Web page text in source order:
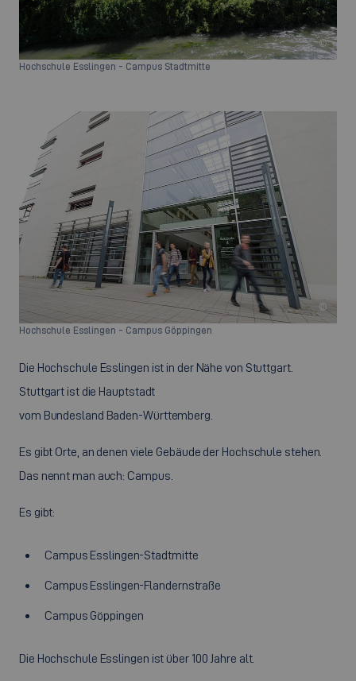
Hochschule Esslingen - Campus Stadtmitte
©
Hochschule Esslingen - Campus Göppingen
©
Die Hochschule Esslingen ist in der Nähe von Stuttgart.
Stuttgart ist die Hauptstadt
vom Bundesland Baden-Württemberg.
Es gibt Orte, an denen viele Gebäude der Hochschule stehen.
Das nennt man auch: Campus.
Es gibt:
Campus Esslingen-Stadtmitte
Campus Esslingen-Flandernstraße
Campus Göppingen
Die Hochschule Esslingen ist über 100 Jahre alt.